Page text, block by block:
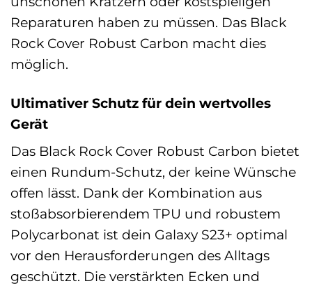
Reparaturen haben zu müssen. Das Black
Rock Cover Robust Carbon macht dies
möglich.
Ultimativer Schutz für dein wertvolles
Gerät
Das Black Rock Cover Robust Carbon bietet
einen Rundum-Schutz, der keine Wünsche
offen lässt. Dank der Kombination aus
stoßabsorbierendem TPU und robustem
Polycarbonat ist dein Galaxy S23+ optimal
vor den Herausforderungen des Alltags
geschützt. Die verstärkten Ecken und